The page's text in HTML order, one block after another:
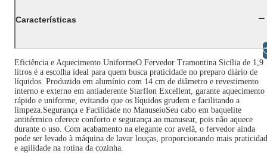
Características
Eficiência e Aquecimento UniformeO Fervedor Tramontina Sicília de 1,9
litros é a escolha ideal para quem busca praticidade no preparo diário de
líquidos. Produzido em alumínio com 14 cm de diâmetro e revestimento
interno e externo em antiaderente Starflon Excellent, garante aquecimento
rápido e uniforme, evitando que os líquidos grudem e facilitando a
limpeza.Segurança e Facilidade no ManuseioSeu cabo em baquelite
antitérmico oferece conforto e segurança ao manusear, pois não aquece
durante o uso. Com acabamento na elegante cor avelã, o fervedor ainda
pode ser levado à máquina de lavar louças, proporcionando mais
e agilidade na rotina da cozinha.
Libras